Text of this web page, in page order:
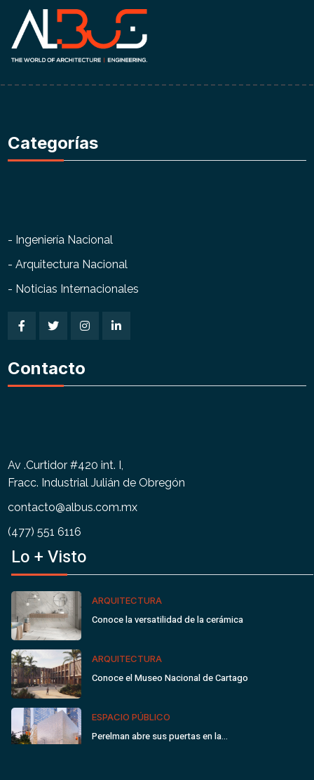
Categorías
- Ingeniería Nacional
- Arquitectura Nacional
- Noticias Internacionales
Contacto
Av .Curtidor #420 int. I,
Fracc. Industrial Julián de Obregón
contacto@albus.com.mx
(477) 551 6116
Lo + Visto
ARQUITECTURA
Conoce la versatilidad de la cerámica
ARQUITECTURA
Conoce el Museo Nacional de Cartago
ESPACIO PÚBLICO
Perelman abre sus puertas en la…